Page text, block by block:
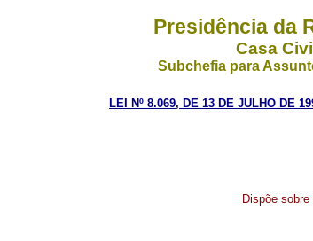
Presidência da
Casa Civil
Subchefia para
LEI Nº 8.069, DE 13 DE JULHO DE
Dispõe